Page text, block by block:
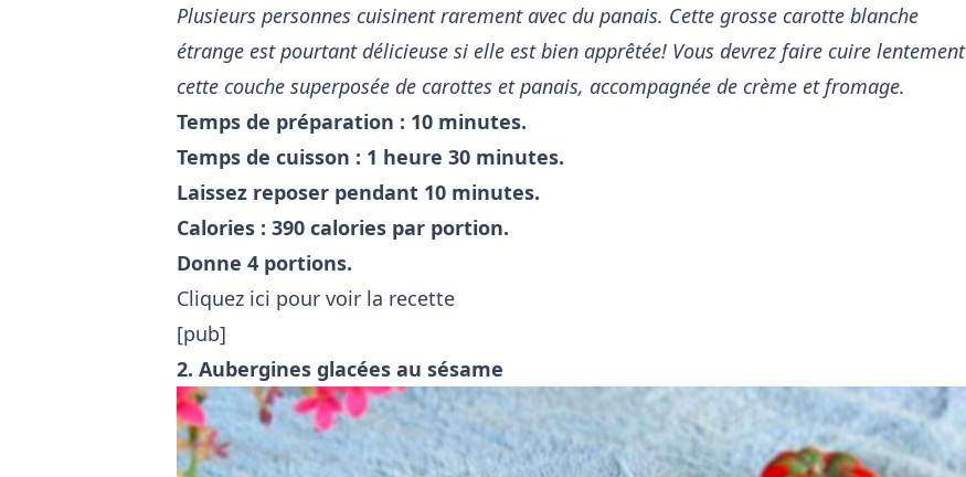
Plusieurs personnes cuisinent rarement avec du panais. Cette grosse carotte blanche
étrange est pourtant délicieuse si elle est bien apprêtée! Vous devrez faire cuire lentement
cette couche superposée de carottes et panais, accompagnée de crème et fromage.
Temps de préparation : 10 minutes.
Temps de cuisson : 1 heure 30 minutes.
Laissez reposer pendant 10 minutes.
Calories : 390 calories par portion.
Donne 4 portions.
Cliquez ici pour voir la recette
[pub]
2. Aubergines glacées au sésame